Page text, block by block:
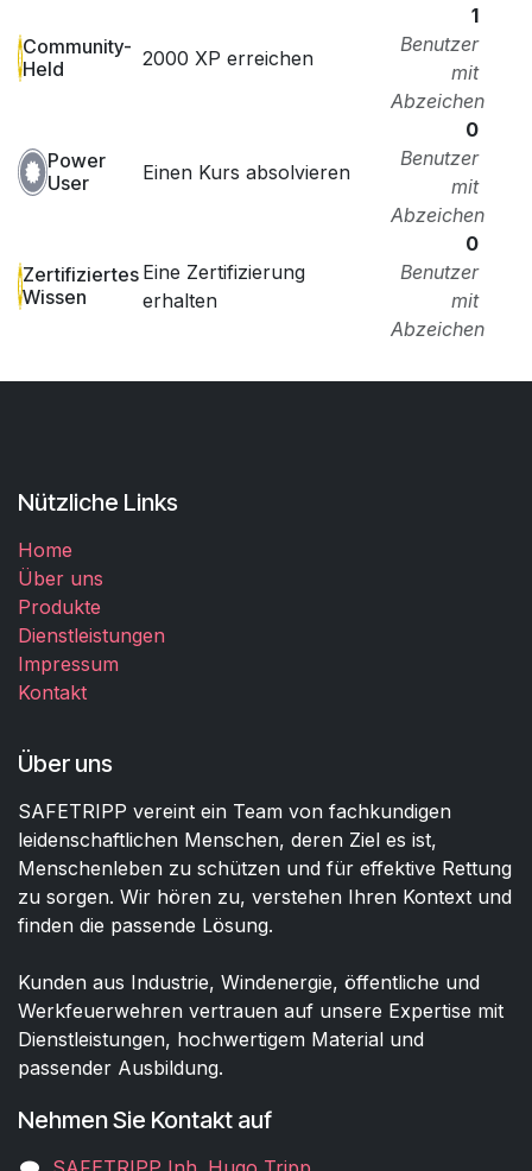
Community-
Held
2000 XP erreichen
1
Benutzer
mit
Abzeichen
Power
User
Einen Kurs absolvieren
0
Benutzer
mit
Abzeichen
Zertifiziertes
Wissen
Eine Zertifizierung
erhalten
0
Benutzer
mit
Abzeichen
Nützliche Links
Home
Über uns
Produkte
Dienstleistungen
Impressum
Kontakt
Über uns
SAFETRIPP vereint ein Team von fachkundigen
leidenschaftlichen Menschen, deren Ziel es ist,
Menschenleben zu schützen und für effektive Rettung
zu sorgen. Wir hören zu, verstehen Ihren Kontext und
finden die passende Lösung.
Kunden aus Industrie, Windenergie, öffentliche und
Werkfeuerwehren vertrauen auf unsere Expertise mit
Dienstleistungen, hochwertigem Material und
passender Ausbildung.
Nehmen Sie Kontakt auf